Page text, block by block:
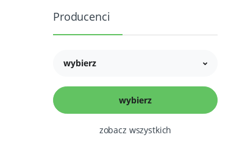
Producenci
wybierz
zobacz wszystkich